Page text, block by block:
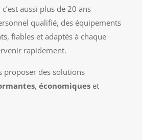
aussi plus de 20 ans
qualifié, des équipements
fiables et adaptés à chaque
rapidement.
proposer des solutions
, économiques et